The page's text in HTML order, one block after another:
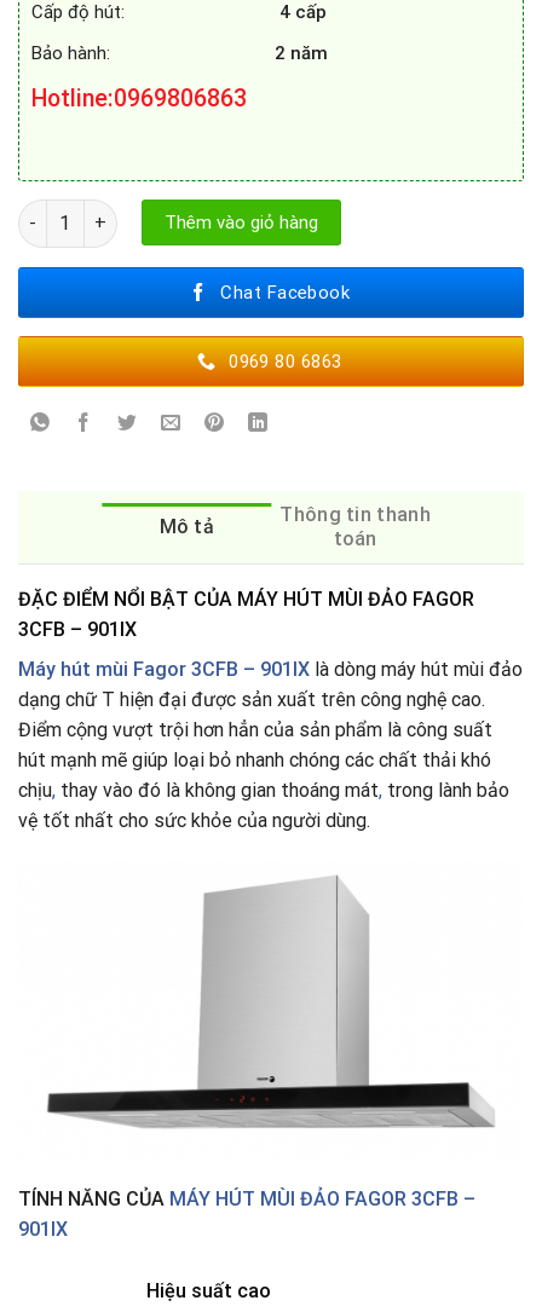
Cấp độ hút: 4 cấp
Bảo hành:
2 năm
Hotline:0969806863
MÁY HÚT MÙI ĐẢO FAGOR 3CFB - 901IX số lượng
Thêm vào giỏ hàng
Chat Facebook
0969 80 6863
Mô tả
Thông tin thanh
toán
ĐẶC ĐIỂM NỔI BẬT CỦA MÁY HÚT MÙI ĐẢO FAGOR
3CFB – 901IX
Máy hút mùi Fagor 3CFB – 901IX là dòng máy hút mùi đảo
dạng chữ T hiện đại được sản xuất trên công nghệ cao.
Điểm cộng vượt trội hơn hẳn của sản phẩm là công suất
hút mạnh mẽ giúp loại bỏ nhanh chóng các chất thải khó
chịu, thay vào đó là không gian thoáng mát, trong lành bảo
vệ tốt nhất cho sức khỏe của người dùng.
TÍNH NĂNG CỦA MÁY HÚT MÙI ĐẢO FAGOR 3CFB –
901IX
Hiệu suất cao